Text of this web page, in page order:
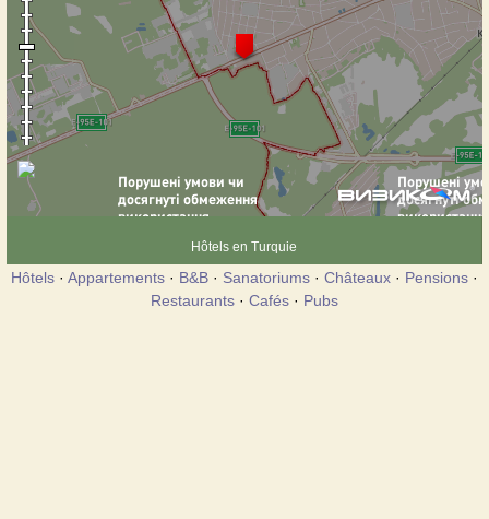
Hôtels en Turquie
Hôtels · Appartements · B&B · Sanatoriums · Châteaux · Pensions ·
Restaurants · Cafés · Pubs